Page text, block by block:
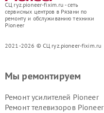
СЦ ryz.pioneer-fixim.ru - сеть
сервисных центров в Рязани по
ремонту и обслуживанию техники
Pioneer
2021-2026 © СЦ ryz.pioneer-fixim.ru
Мы ремонтируем
Ремонт усилителей Pioneer
Ремонт телевизоров Pioneer